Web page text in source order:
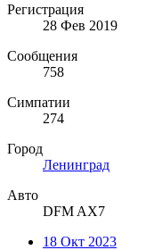
Регистрация
28 Фев 2019
Сообщения
758
Симпатии
274
Город
Ленинград
Авто
DFM AX7
18 Окт 2023